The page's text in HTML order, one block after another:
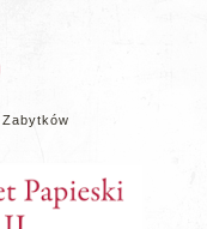
Zabytków